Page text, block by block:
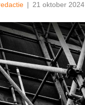
| 21 oktober 2024